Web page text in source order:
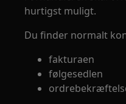
hurtigst muligt.
Du finder normalt
fakturaen
følgesedlen